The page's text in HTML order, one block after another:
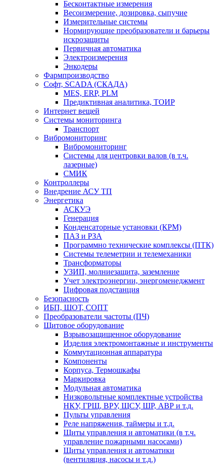
Бесконтактные измерения
Весоизмерение, дозировка, сыпучие
Измерительные системы
Нормирующие преобразователи и барьеры
искрозащиты
Первичная автоматика
Электроизмерения
Энкодеры
Фармпроизводство
Софт, SCADA (СКАДА)
MES, ERP, PLM
Предиктивная аналитика, ТОИР
Интернет вещей
Системы мониторинга
Транспорт
Вибромониторинг
Вибромониторинг
Системы для центровки валов (в т.ч.
лазерные)
СМИК
Контроллеры
Внедрение АСУ ТП
Энергетика
АСКУЭ
Генерация
Конденсаторные установки (КРМ)
ПАЗ и РЗА
Программно технические комплексы (ПТК)
Системы телеметрии и телемеханики
Трансформаторы
УЗИП, молниезащита, заземление
Учет электроэнергии, энергоменеджмент
Цифровая подстанция
Безопасность
ИБП, ШОТ, СОПТ
Преобразователи частоты (ПЧ)
Щитовое оборудование
Взрывозащищенное оборудование
Изделия электромонтажные и инструменты
Коммутационная аппаратура
Компоненты
Корпуса, Термошкафы
Маркировка
Модульная автоматика
Низковольтные комплектные устройства
НКУ, ГРЩ, ВРУ, ЩСУ, ШР, АВР и т.д.
Пульты управления
Реле напряжения, таймеры и т.д.
Щиты управления и автоматики (в т.ч.
управление пожарными насосами)
Щиты управления и автоматики
(вентиляция, насосы и т.д.)